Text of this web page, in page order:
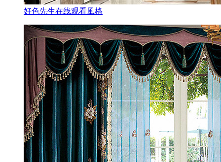
好色先生在线观看風格